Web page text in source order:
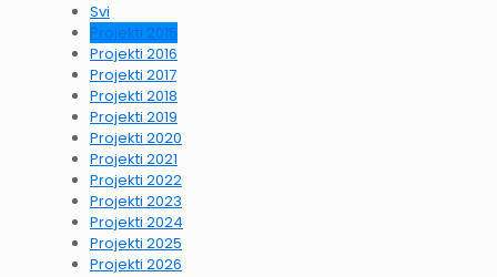
Svi
Projekti 2015
Projekti 2016
Projekti 2017
Projekti 2018
Projekti 2019
Projekti 2020
Projekti 2021
Projekti 2022
Projekti 2023
Projekti 2024
Projekti 2025
Projekti 2026